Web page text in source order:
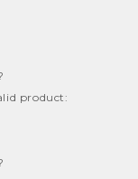
product: